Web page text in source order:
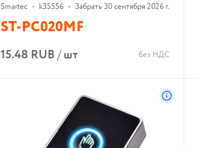
В корзину
Smartec • k35556 • Забрать 30 сентября 2026 г.
ST-PC020MF
15.48 RUB/шт без НДС